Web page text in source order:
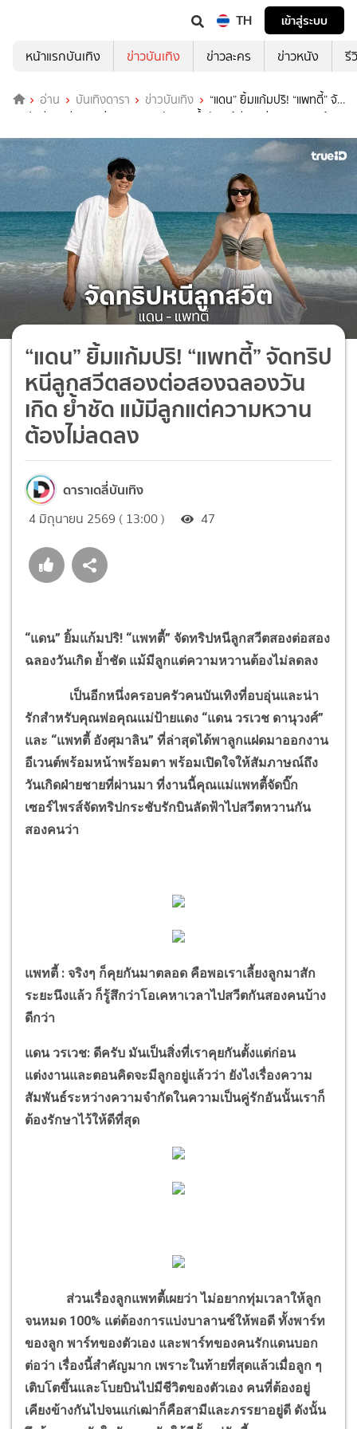
TH
เข้าสู่ระบบ
หน้าแรกบันเทิง
ข่าวบันเทิง ข่าวละคร ข่าวหนัง รี
อ่าน บันเทิงดารา ข่าวบันเทิง
“แดน” ยิ้มแก้มปริ! “แพทตี้” จัด
ทริปหนีลูกสวีตสองต่อสองฉลองวันเกิด ย้ำชัด แม้มีลูกแต่ความหวานต้อง
“แดน” ยิ้มแก้มปริ! “แพทตี้” จัดทริป
หนีลูกสวีตสองต่อสองฉลองวัน
เกิด ย้ำชัด แม้มีลูกแต่ความหวาน
ต้องไม่ลดลง
ดาราเดลี่บันเทิง
4 มิถุนายน 2569 ( 13:00 ) 47
“แดน” ยิ้มแก้มปริ! “แพทตี้” จัดทริปหนีลูกสวีตสองต่อสอง
ฉลองวันเกิด ย้ำชัด แม้มีลูกแต่ความหวานต้องไม่ลดลง
เป็นอีกหนึ่งครอบครัวคนบันเทิงที่อบอุ่นและน่า
รักสำหรับคุณพ่อคุณแม่ป้ายแดง “แดน วรเวช ดานุวงศ์”
และ “แพทตี้ อังศุมาลิน” ที่ล่าสุดได้พาลูกแฝดมาออกงาน
อีเวนต์พร้อมหน้าพร้อมตา พร้อมเปิดใจให้สัมภาษณ์ถึง
วันเกิดฝ่ายชายที่ผ่านมา ที่งานนี้คุณแม่แพทตี้จัดบิ๊ก
เซอร์ไพรส์จัดทริปกระชับรักบินลัดฟ้าไปสวีตหวานกัน
สองคนว่า
แพทตี้ : จริงๆ ก็คุยกันมาตลอด คือพอเราเลี้ยงลูกมาสัก
ระยะนึงแล้ว ก็รู้สึกว่าโอเคหาเวลาไปสวีตกันสองคนบ้าง
ดีกว่า
แดน วรเวช: ดีครับ มันเป็นสิ่งที่เราคุยกันตั้งแต่ก่อน
แต่งงานและตอนคิดจะมีลูกอยู่แล้วว่า ยังไงเรื่องความ
สัมพันธ์ระหว่างความจำกัดในความเป็นคู่รักอันนั้นเราก็
ต้องรักษาไว้ให้ดีที่สุด
ส่วนเรื่องลูกแพทตี้เผยว่า ไม่อยากทุ่มเวลาให้ลูก
จนหมด 100% แต่ต้องการแบ่งบาลานซ์ให้พอดี ทั้งพาร์ท
ของลูก พาร์ทของตัวเอง และพาร์ทของคนรักแดนบอก
ต่อว่า เรื่องนี้สำคัญมาก เพราะในท้ายที่สุดแล้วเมื่อลูก ๆ
เติบโตขึ้นและโบยบินไปมีชีวิตของตัวเอง คนที่ต้องอยู่
เคียงข้างกันไปจนแก่เฒ่าก็คือสามีและภรรยาอยู่ดี ดังนั้น